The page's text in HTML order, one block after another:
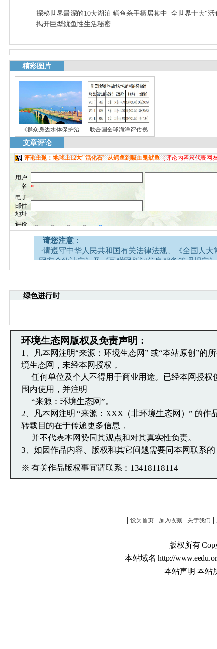
探秘世界最深的10大湖泊 鳄鱼杀手栖居其中
全世界十大"活
揭开巨型鱿鱼性生活秘密
精彩图片
《群众身边水体保护治 联合国全球海洋评估视
文章评论
请您注意：
·请遵守中华人民共和国有关法律法规、《全国人
网安全的决定》及《互联网新闻信息服务管理规定
·请注意语言文明，尊重网络道德，并承担一切因您
·中国环境生态网文章跟帖管理员有权保留或删除其
容。
·发表本评论即表明您已经阅读并接受上述条款，如
文章跟帖管理员反映。
绿色进行时
环境生态网版权及免责声明：
1、凡本网注明“来源：环境生态网” 或“本站原创”的
境生态网，未经本网授权，
任何单位及个人不得用于商业用途。已经本网授权
围内使用，并注明
“来源：环境生态网”。
2、凡本网注明 “来源：XXX（非环境生态网）” 的作
转载目的在于传递更多信息，
并不代表本网赞同其观点和对其真实性负责。
3、如因作品内容、版权和其它问题需要同本网联系
※ 有关作品版权事宜请联系：13418118114
| 设为首页| 加入收藏| 关于我们 |
版权所有
本站域名 http://
本站声明 本站